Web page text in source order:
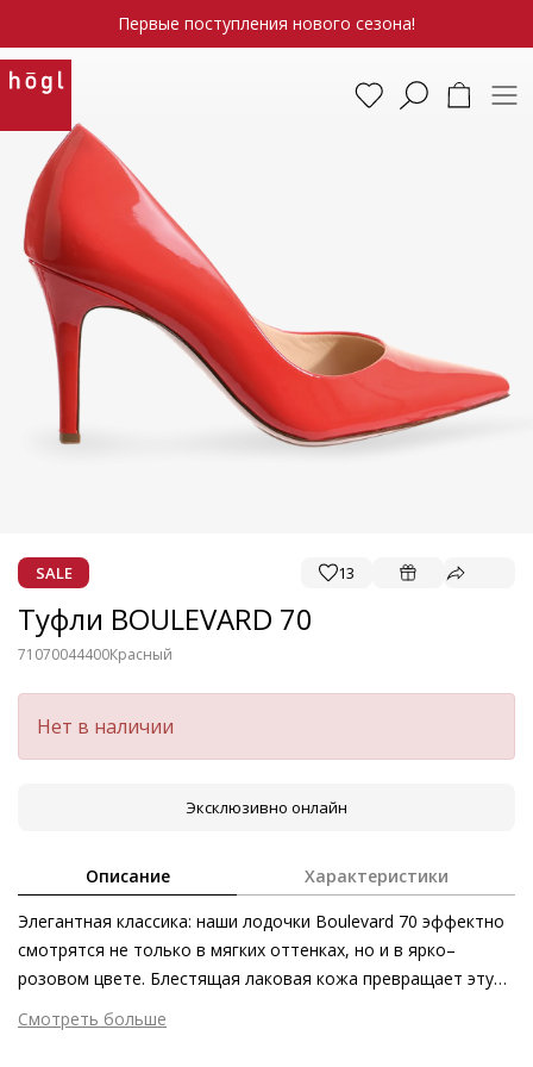
Первые поступления нового сезона!
SALE 13
Туфли BOULEVARD 70
71070044400Красный
Нет в наличии
Эксклюзивно онлайн
Описание Характеристики
Элегантная классика: наши лодочки Boulevard 70 эффектно
смотрятся не только в мягких оттенках, но и в ярко–
розовом цвете. Блестящая лаковая кожа превращает эту
классически изысканную модель в невероятно эффектный
аксессуар. Туфли на шпильке, изготовленные этичными
Смотреть больше